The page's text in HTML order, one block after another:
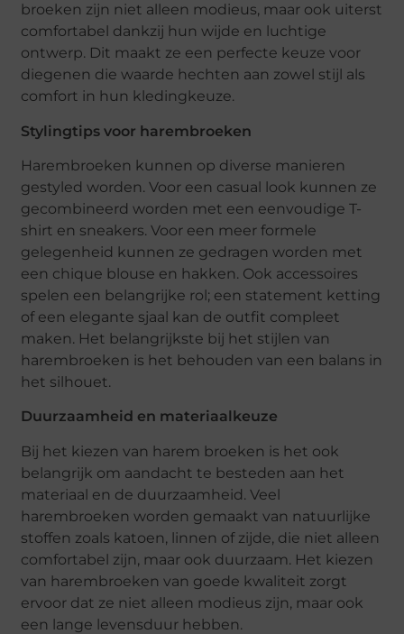
broeken zijn niet alleen modieus, maar ook uiterst
comfortabel dankzij hun wijde en luchtige
ontwerp. Dit maakt ze een perfecte keuze voor
diegenen die waarde hechten aan zowel stijl als
comfort in hun kledingkeuze.
Stylingtips voor harembroeken
Harembroeken kunnen op diverse manieren
gestyled worden. Voor een casual look kunnen ze
gecombineerd worden met een eenvoudige T-
shirt en sneakers. Voor een meer formele
gelegenheid kunnen ze gedragen worden met
een chique blouse en hakken. Ook accessoires
spelen een belangrijke rol; een statement ketting
of een elegante sjaal kan de outfit compleet
maken. Het belangrijkste bij het stijlen van
harembroeken is het behouden van een balans in
het silhouet.
Duurzaamheid en materiaalkeuze
Bij het kiezen van harem broeken is het ook
belangrijk om aandacht te besteden aan het
materiaal en de duurzaamheid. Veel
harembroeken worden gemaakt van natuurlijke
stoffen zoals katoen, linnen of zijde, die niet alleen
comfortabel zijn, maar ook duurzaam. Het kiezen
van harembroeken van goede kwaliteit zorgt
ervoor dat ze niet alleen modieus zijn, maar ook
een lange levensduur hebben.